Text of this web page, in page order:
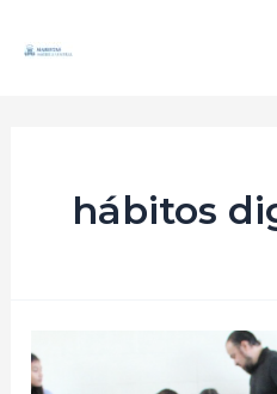
hábitos